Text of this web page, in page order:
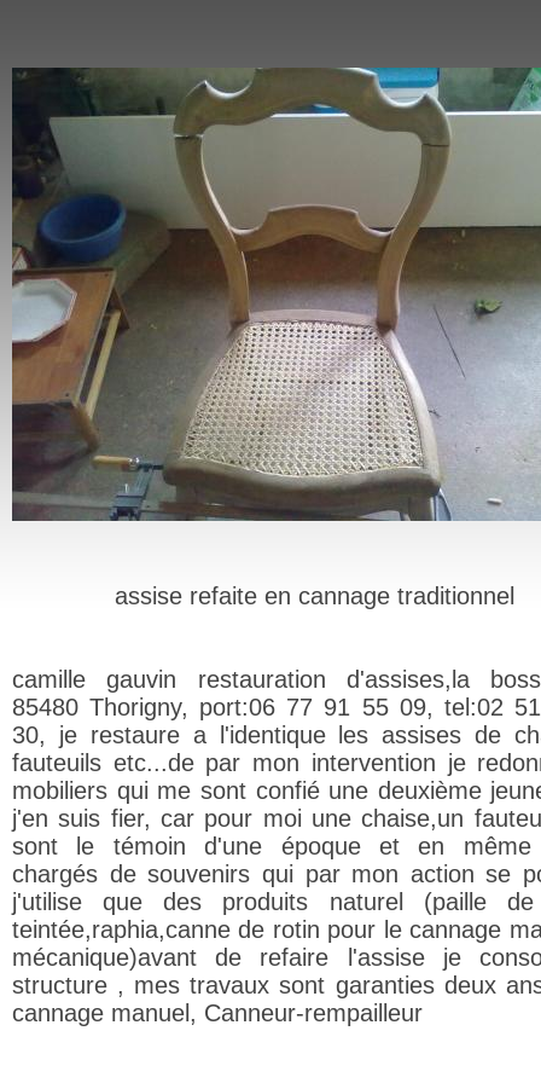
assise refaite en cannage traditionnel
camille gauvin restauration d'assises,la
85480 Thorigny, port:06 77 91 55 09, tel:02
30, je restaure a l'identique les assises de
fauteuils etc...de par mon intervention je
mobiliers qui me sont confié une deuxième
j'en suis fier, car pour moi une chaise,un
sont le témoin d'une époque et en même
chargés de souvenirs qui par mon action se
j'utilise que des produits naturel (paille de
teintée,raphia,canne de rotin pour le cannage
mécanique)avant de refaire l'assise je
structure , mes travaux sont garanties deux
cannage manuel, Canneur-rempailleur